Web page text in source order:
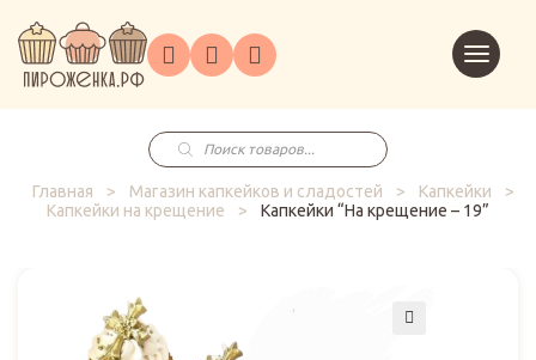
ГлавнаяКаталог
на
заказ
Праздники
Корпоративным
клиентам
в
корзину
Поиск
товаров
Главная
> Магазин капкейков и сладостей > Капкейки
>
Капкейки на крещение
> Капкейки “На крещение – 19”